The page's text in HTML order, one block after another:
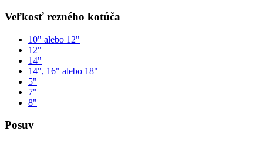
Veľkosť rezného kotúča
10" alebo 12"
12"
14"
14", 16" alebo 18"
5"
7"
8"
Posuv